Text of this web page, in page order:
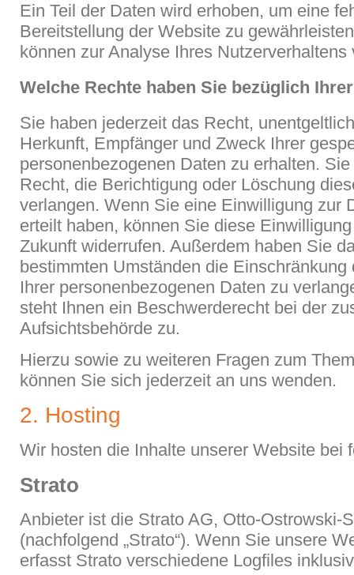
Ein Teil der Daten wird erhoben, um eine
Bereitstellung der Website zu
können zur Analyse Ihres
Welche Rechte haben Sie bezüglich
Sie haben jederzeit das Recht,
Herkunft, Empfänger und Zweck Ihrer
personenbezogenen Daten zu erhalten.
Recht, die Berichtigung oder Löschung
verlangen. Wenn Sie eine Einwilligung zur
erteilt haben, können Sie diese
Zukunft widerrufen. Außerdem haben Sie
bestimmten Umständen die Einschränkung
Ihrer personenbezogenen Daten zu
steht Ihnen ein Beschwerderecht bei der
Aufsichtsbehörde zu.
Hierzu sowie zu weiteren Fragen zum
können Sie sich jederzeit an uns wenden.
2. Hosting
Wir hosten die Inhalte unserer Website bei
Strato
Anbieter ist die Strato AG, Otto-Ostrowski-
(nachfolgend „Strato“). Wenn Sie unsere
erfasst Strato verschiedene Logfiles